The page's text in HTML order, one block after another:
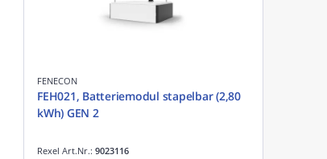
FENECON
FEH021, Batteriemodul stapelbar (2,80
kWh) GEN 2
Rexel Art.Nr.: 9023116